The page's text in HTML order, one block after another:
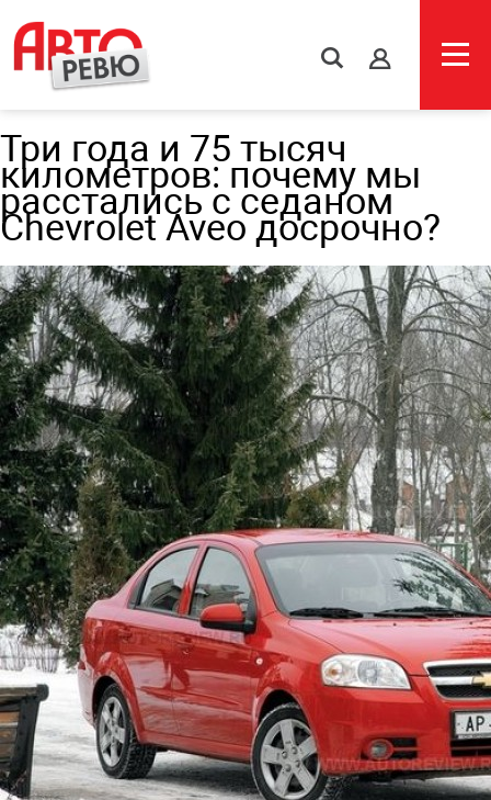
s
Три года и 75 тысяч
километров: почему мы
расстались с седаном
Chevrolet Aveo досрочно?